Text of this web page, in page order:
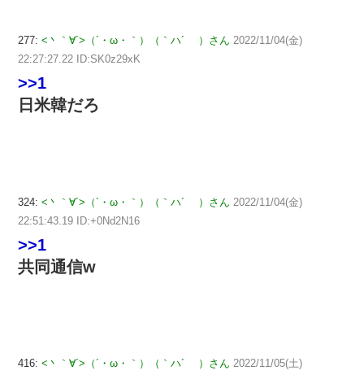
277: <丶｀∀´>（´・ω・｀）（｀ハ´ ）さん 2022/11/04(金)
22:27:27.22 ID:SK0z29xK
>>1
日米韓だろ
324: <丶｀∀´>（´・ω・｀）（｀ハ´ ）さん 2022/11/04(金)
22:51:43.19 ID:+0Nd2N16
>>1
共同通信w
416: <丶｀∀´>（´・ω・｀）（｀ハ´ ）さん 2022/11/05(土)